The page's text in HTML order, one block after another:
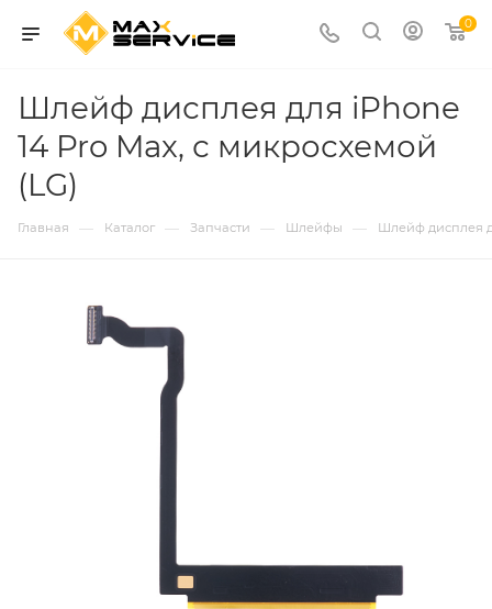
0
Шлейф дисплея для iPhone
14 Pro Max, с микросхемой
(LG)
Главная — Каталог — Запчасти — Шлейфы — Шлейф дисплея